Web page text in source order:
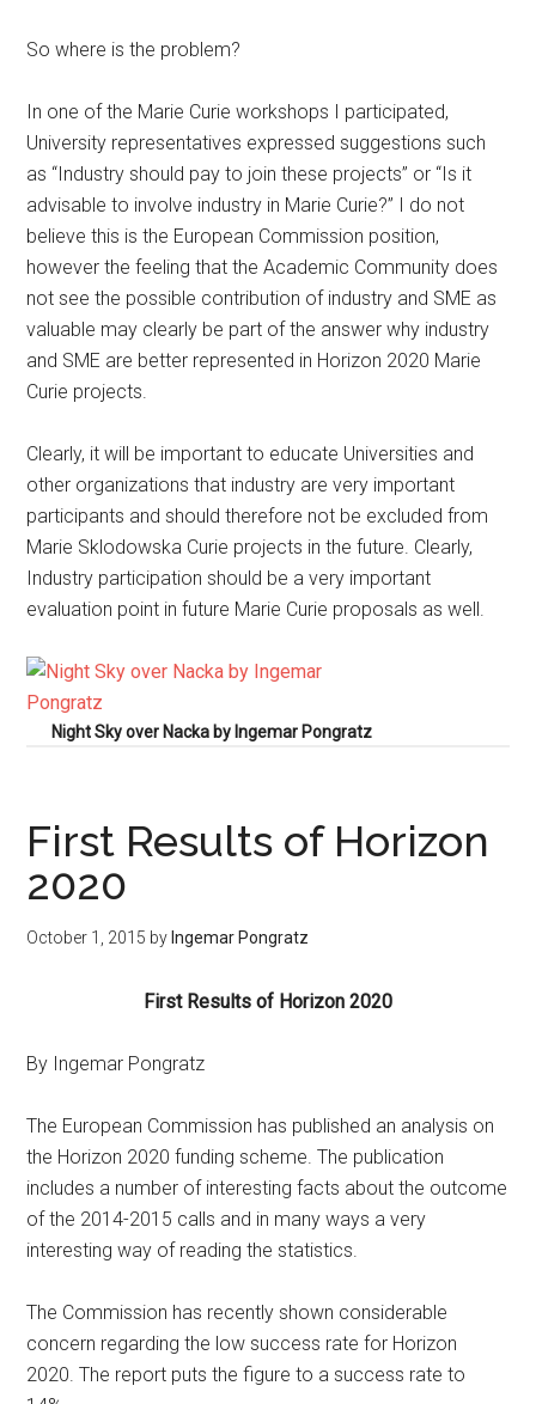
So where is the problem?
In one of the Marie Curie workshops I participated,
University representatives expressed suggestions such
as “Industry should pay to join these projects” or “Is it
advisable to involve industry in Marie Curie?” I do not
believe this is the European Commission position,
however the feeling that the Academic Community does
not see the possible contribution of industry and SME as
valuable may clearly be part of the answer why industry
and SME are better represented in Horizon 2020 Marie
Curie projects.
Clearly, it will be important to educate Universities and
other organizations that industry are very important
participants and should therefore not be excluded from
Marie Sklodowska Curie projects in the future. Clearly,
Industry participation should be a very important
evaluation point in future Marie Curie proposals as well.
Night Sky over Nacka by Ingemar Pongratz
First Results of Horizon
2020
October 1, 2015 by Ingemar Pongratz
First Results of Horizon 2020
By Ingemar Pongratz
The European Commission has published an analysis on
the Horizon 2020 funding scheme. The publication
includes a number of interesting facts about the outcome
of the 2014-2015 calls and in many ways a very
interesting way of reading the statistics.
The Commission has recently shown considerable
concern regarding the low success rate for Horizon
2020. The report puts the figure to a success rate to